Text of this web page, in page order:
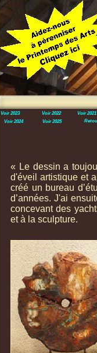
« Le dessin a
d'éveil artistique et
créé un bureau
d’années. J'ai
concevant des
et à la sculpture.
Voir 2023 Voir 2022 Voir 2021
Voir 2024
Voir 2025